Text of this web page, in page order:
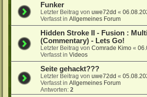
Funker
Letzter Beitrag vonuwe72dd «
Verfasst inAllgemeines Forum
Hidden Stroke II - Fusion :
(Commentary) - Lets Go!
Letzter Beitrag vonComrade Kimo «
Verfasst inVideos
Seite gehackt???
Letzter Beitrag vonuwe72dd «
Verfasst inAllgemeines Forum
Antworten:2